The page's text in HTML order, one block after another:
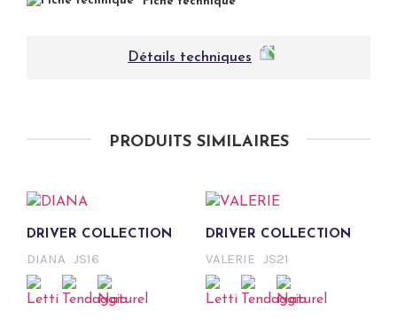
Détails techniques
PRODUITS SIMILAIRES
DRIVER COLLECTION
DIANA JS16
DRIVER COLLECTION
VALERIE JS21